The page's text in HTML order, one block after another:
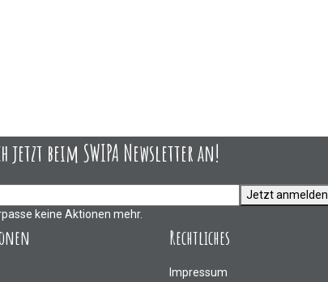
jetzt beim SWIPA Newsletter an!
Jetzt anmelden
keine Aktionen mehr.
Rechtliches
Impressum